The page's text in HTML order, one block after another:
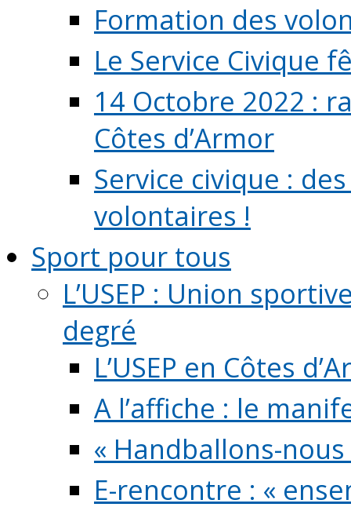
Formation des
Le Service Civique
14 Octobre 2022 :
Côtes d’Armor
Service civique :
volontaires !
Sport pour tous
L’USEP : Union
degré
L’USEP en Côtes
A l’affiche : le
« Handballons-
E-rencontre : «